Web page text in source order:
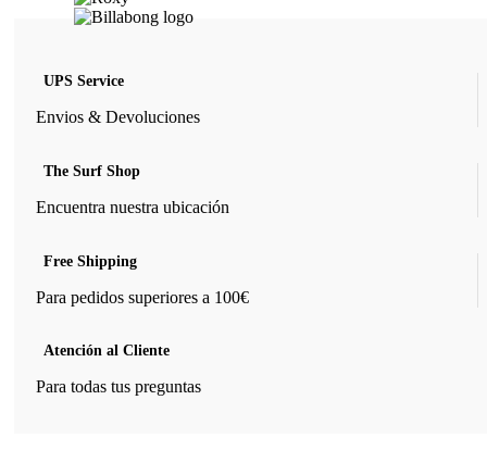
UPS Service
Envios & Devoluciones
The Surf Shop
Encuentra nuestra ubicación
Free Shipping
Para pedidos superiores a 100€
Atención al Cliente
Para todas tus preguntas